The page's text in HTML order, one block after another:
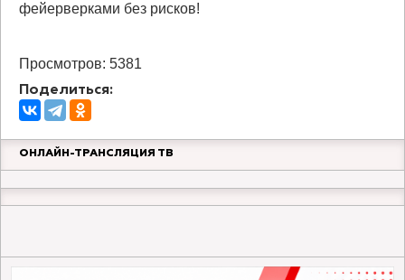
фейерверками без рисков!
Просмотров: 5381
Поделиться:
ОНЛАЙН-ТРАНСЛЯЦИЯ ТВ